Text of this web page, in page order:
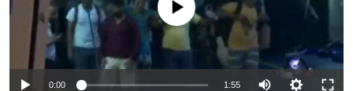
转
欧洲
非洲
美洲
科教·文娱·体健
军事
劳工
白宫要闻
国会报道
美中关系
VOA视频
VOA今日焦点
中文广播
没有媒体可用资源
0:00 1:55